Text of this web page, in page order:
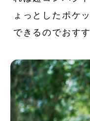
ょっとしたポケ
できるのでおす